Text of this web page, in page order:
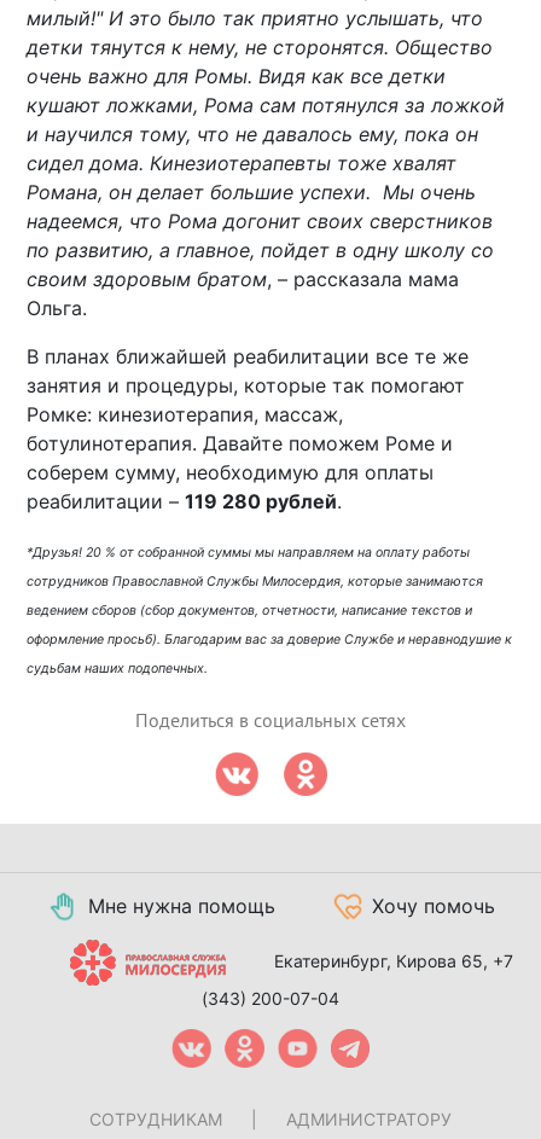
милый!" И это было так приятно услышать, что
детки тянутся к нему, не сторонятся. Общество
очень важно для Ромы. Видя как все детки
кушают ложками, Рома сам потянулся за ложкой
и научился тому, что не давалось ему, пока он
сидел дома. Кинезиотерапевты тоже хвалят
Романа, он делает большие успехи. Мы очень
надеемся, что Рома догонит своих сверстников
по развитию, а главное, пойдет в одну школу со
своим здоровым братом, – рассказала мама
Ольга.
В планах ближайшей реабилитации все те же
занятия и процедуры, которые так помогают
Ромке: кинезиотерапия, массаж,
ботулинотерапия. Давайте поможем Роме и
соберем сумму, необходимую для оплаты
реабилитации –119 280 рублей.
*Друзья! 20 % от собранной суммы мы направляем на оплату работы
сотрудников Православной Службы Милосердия, которые занимаются
ведением сборов (сбор документов, отчетности, написание текстов и
оформление просьб). Благодарим вас за доверие Службе и неравнодушие к
судьбам наших подопечных.
Поделиться в социальных сетях
Мне нужна помощь Хочу помочь
Екатеринбург, Кирова 65, +7
(343) 200-07-04
СОТРУДНИКАМ АДМИНИСТРАТОРУ